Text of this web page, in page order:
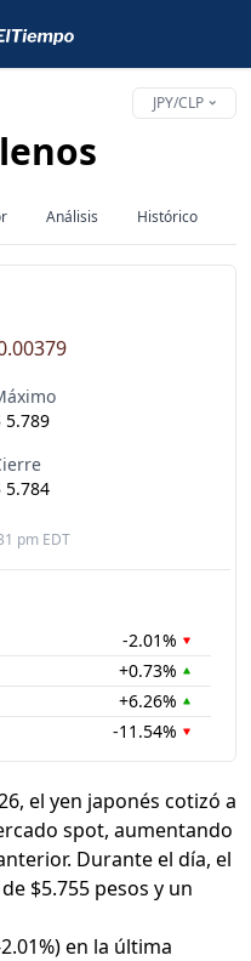
JPY/CLP
Análisis Histórico
5.789
5.784
pm EDT
-2.01%
+0.73%
+6.26%
-11.54%
el yen japonés cotizó a
spot, aumentando
Durante el día, el
$5.755 pesos y un
en la última